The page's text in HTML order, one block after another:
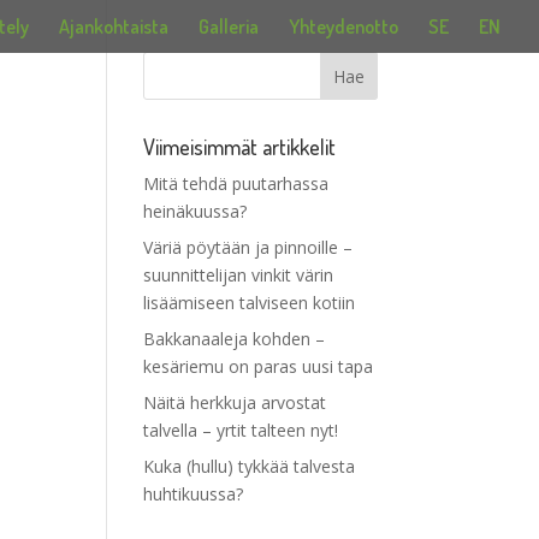
Ajankohtaista Galleria Yhteydenotto SE EN
Viimeisimmät artikkelit
Mitä tehdä puutarhassa
heinäkuussa?
Väriä pöytään ja pinnoille –
suunnittelijan vinkit värin
lisäämiseen talviseen kotiin
Bakkanaaleja kohden –
kesäriemu on paras uusi tapa
Näitä herkkuja arvostat
talvella – yrtit talteen nyt!
Kuka (hullu) tykkää talvesta
huhtikuussa?